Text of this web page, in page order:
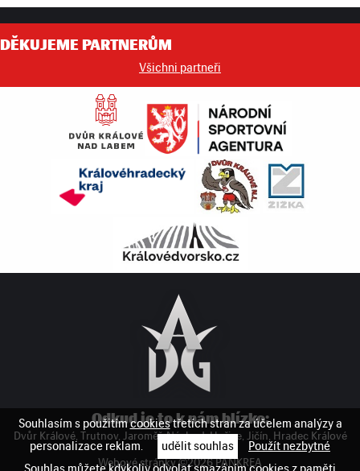
DĚKUJEME PARTNERŮM
Všichni partneři
Odkud je to k nám blízko
Dvůr Králové Trutnov Jaroměř Náchod Hořice Jičín Hradec Králové
Webové stránky ©2026 PANKREA
Souhlasím s použitímcookiestřetích stran za účelem analýzy a
personalizace reklam.
udělit souhlas
Použít nezbytné